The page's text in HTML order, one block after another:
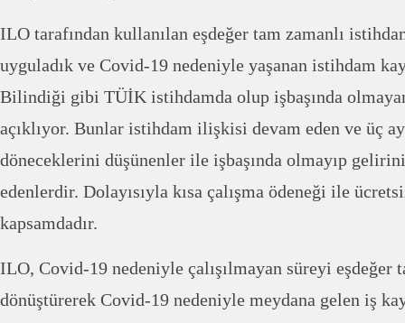
ILO tarafından kullanılan eşdeğer tam zamanlı
uyguladık ve Covid-19 nedeniyle yaşanan istihdam
Bilindiği gibi TÜİK istihdamda olup işbaşında
açıklıyor. Bunlar istihdam ilişkisi devam eden ve üç
döneceklerini düşünenler ile işbaşında olmayıp
edenlerdir. Dolayısıyla kısa çalışma ödeneği ile
kapsamdadır.
ILO, Covid-19 nedeniyle çalışılmayan süreyi eşdeğer
dönüştürerek Covid-19 nedeniyle meydana gelen iş